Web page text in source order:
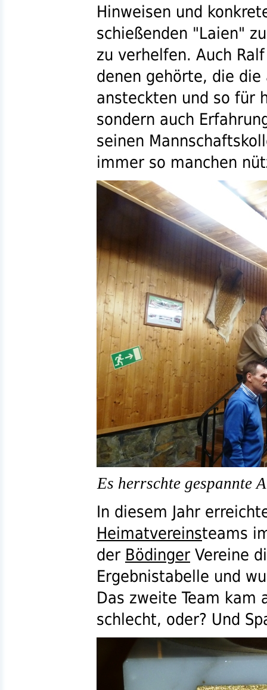
Hinweisen und
schießenden "Laien"
zu verhelfen. Auch
denen gehörte, die
ansteckten und so für
sondern auch
seinen
immer so manchen
Es herrschte gespannte
In diesem Jahr
Heimatvereinsteams
der Bödinger Vereine
Ergebnistabelle und
Das zweite Team kam
schlecht, oder? Und